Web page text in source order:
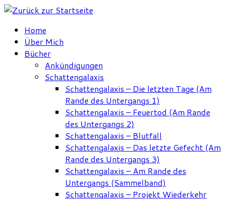
Zum
springenHome
Über Mich
Bücher
Ankündigungen
Schattengalaxis
Schattengalaxis – Die letzten Tage (Am
Rande des Untergangs 1)
Schattengalaxis – Feuertod (Am Rande
des Untergangs 2)
Schattengalaxis – Blutfall
Schattengalaxis – Das letzte Gefecht (Am
Rande des Untergangs 3)
Schattengalaxis – Am Rande des
Untergangs (Sammelband)
Schattengalaxis – Projekt Wiederkehr